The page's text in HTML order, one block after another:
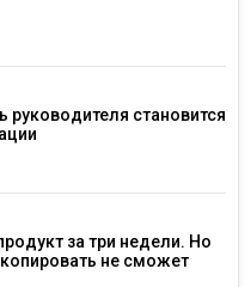
руководителя становится
за три недели. Но
не сможет